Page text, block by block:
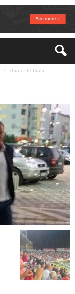
xhiani-de-biasi